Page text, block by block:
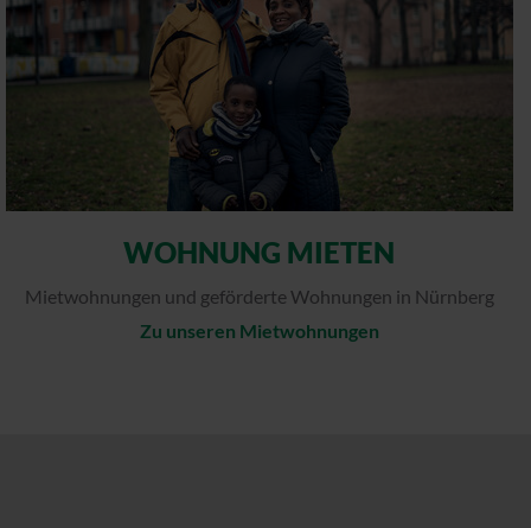
WOHNUNG MIETEN
Mietwohnungen und geförderte Wohnungen in Nürnberg
Zu unseren Mietwohnungen